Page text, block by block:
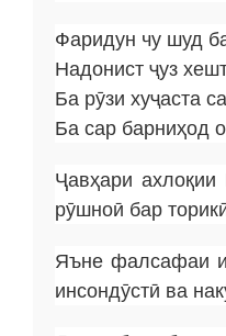
Фаридун чу шуд
Надонист ҷуз
Ба рӯзи хуҷаста
Ба сар барниҳод
Ҷавҳари
рӯшноӣ бар
Яъне фалсафаи
инсондӯстӣ ва